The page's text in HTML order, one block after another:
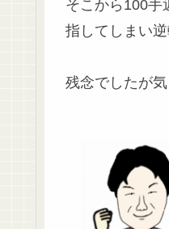
そこから100手
指してしまい逆
残念でしたが